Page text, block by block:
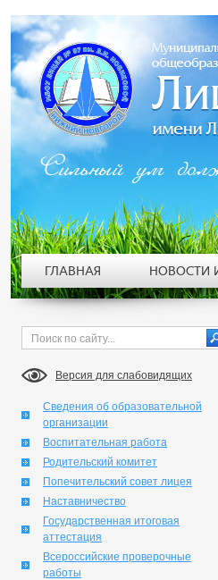
Версия для слабовидящих
Сведения об образовательной
организации
Воспитательная работа
Родительский комитет
Попечительский совет лицея
Наставничество
Государственная итоговая
аттестация
Всероссийские проверочные
работы
Сильный ум
ГЛАВНАЯ НОВОСТИ